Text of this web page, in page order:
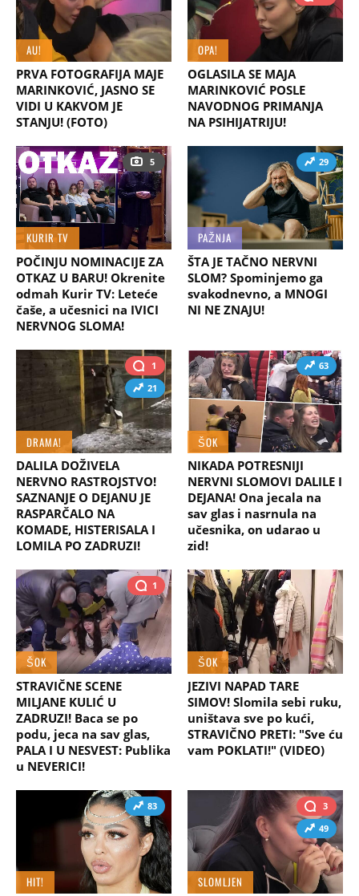
AU!
PRVA FOTOGRAFIJA MAJE
MARINKOVIĆ, JASNO SE
VIDI U KAKVOM JE
STANJU! (FOTO)
OPA!
OGLASILA SE MAJA
MARINKOVIĆ POSLE
NAVODNOG PRIMANJA
NA PSIHIJATRIJU!
5
KURIR TV
POČINJU NOMINACIJE ZA
OTKAZ U BARU! Okrenite
odmah Kurir TV: Leteće
čaše, a učesnici na IVICI
NERVNOG SLOMA!
29
PAŽNJA
ŠTA JE TAČNO NERVNI
SLOM? Spominjemo ga
svakodnevno, a MNOGI
NI NE ZNAJU!
1
21
DRAMA!
DALILA DOŽIVELA
NERVNO RASTROJSTVO!
SAZNANJE O DEJANU JE
RASPARČALO NA
KOMADE, HISTERISALA I
LOMILA PO ZADRUZI!
63
ŠOK
NIKADA POTRESNIJI
NERVNI SLOMOVI DALILE I
DEJANA! Ona jecala na
sav glas i nasrnula na
učesnika, on udarao u
zid!
1
ŠOK
STRAVIČNE SCENE
MILJANE KULIĆ U
ZADRUZI! Baca se po
podu, jeca na sav glas,
PALA I U NESVEST: Publika
u NEVERICI!
ŠOK
JEZIVI NAPAD TARE
SIMOV! Slomila sebi ruku,
uništava sve po kući,
STRAVIČNO PRETI: "Sve ću
vam POKLATI!" (VIDEO)
83
HIT!
3
49
SLOMLJEN